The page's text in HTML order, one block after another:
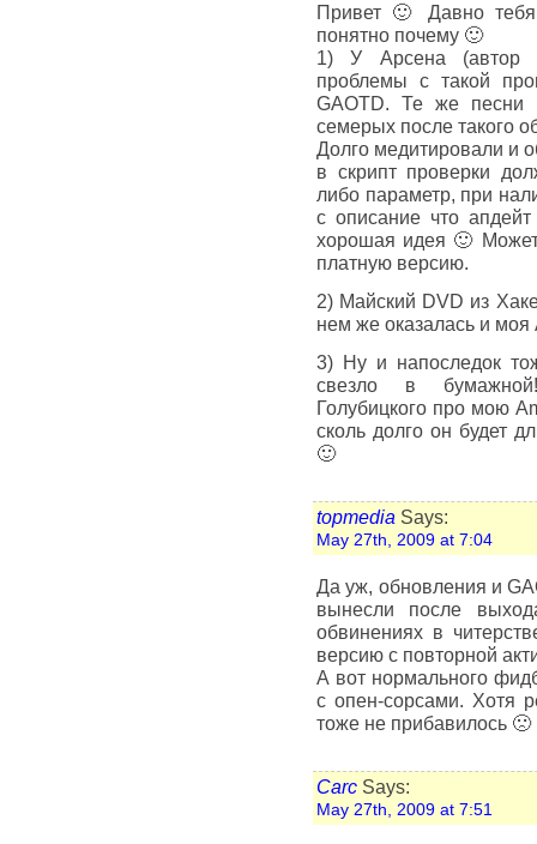
Привет 🙂 Давно
понятно почему 🙂
1) У Арсена (автор
проблемы с такой
GAOTD. Те же песни
семерых после такого
Долго медитировали и
в скрипт проверки
либо параметр, при
с описание что
хорошая идея 🙂 Может
платную версию.
2) Майский DVD из
нем же оказалась и моя
3) Ну и напоследок
свезло в
Голубицкого про мою
сколь долго он будет
🙂
topmedia Says:
May 27th, 2009 at 7:04
Да уж, обновления и
вынесли после
обвинениях в
версию с повторной
А вот нормального
с опен-сорсами. Хотя
тоже не прибавилось 🙁
Carc Says:
May 27th, 2009 at 7:51